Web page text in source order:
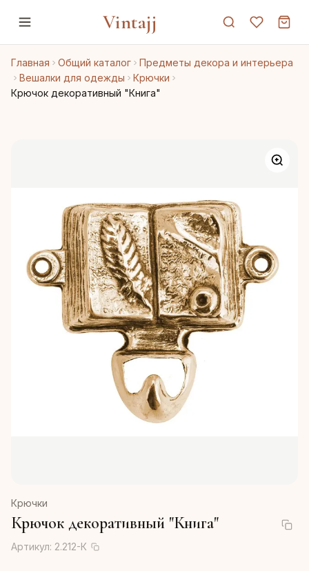
Vintajj
Главная Общий каталог
Предметы декора и интерьера
Вешалки для одежды
Крючки
Крючок декоративный "Книга"
Крючки
Крючок декоративный "Книга"
Артикул: 2.212-К